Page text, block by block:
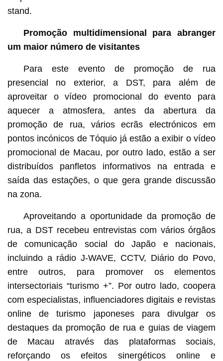
stand.
Promoção multidimensional para abranger
um maior número de visitantes
Para este evento de promoção de rua
presencial no exterior, a DST, para além de
aproveitar o vídeo promocional do evento para
aquecer a atmosfera, antes da abertura da
promoção de rua, vários ecrãs electrónicos em
pontos incónicos de Tóquio já estão a exibir o vídeo
promocional de Macau, por outro lado, estão a ser
distribuídos panfletos informativos na entrada e
saída das estações, o que gera grande discussão
na zona.
Aproveitando a oportunidade da promoção de
rua, a DST recebeu entrevistas com vários órgãos
de comunicação social do Japão e nacionais,
incluindo a rádio J-WAVE, CCTV, Diário do Povo,
entre outros, para promover os elementos
intersectoriais “turismo +”. Por outro lado, coopera
com especialistas, influenciadores digitais e revistas
online de turismo japoneses para divulgar os
destaques da promoção de rua e guias de viagem
de Macau através das plataformas sociais,
reforçando os efeitos sinergéticos online e